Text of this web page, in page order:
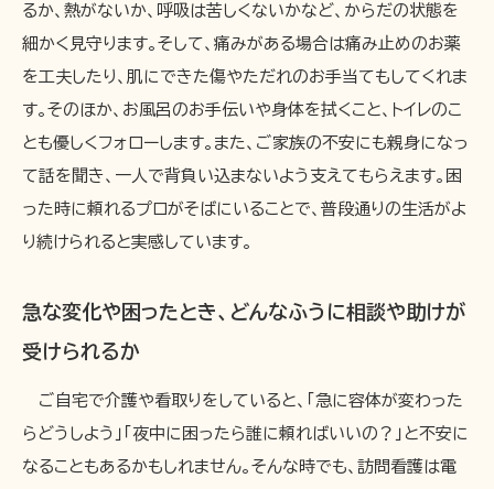
るか、熱がないか、呼吸は苦しくないかなど、からだの状態を
細かく見守ります。そして、痛みがある場合は痛み止めのお薬
を工夫したり、肌にできた傷やただれのお手当てもしてくれま
す。そのほか、お風呂のお手伝いや身体を拭くこと、トイレのこ
とも優しくフォローします。また、ご家族の不安にも親身になっ
て話を聞き、一人で背負い込まないよう支えてもらえます。困
った時に頼れるプロがそばにいることで、普段通りの生活がよ
り続けられると実感しています。
急な変化や困ったとき、どんなふうに相談や助けが
受けられるか
ご自宅で介護や看取りをしていると、「急に容体が変わった
らどうしよう」「夜中に困ったら誰に頼ればいいの？」と不安に
なることもあるかもしれません。そんな時でも、訪問看護は電